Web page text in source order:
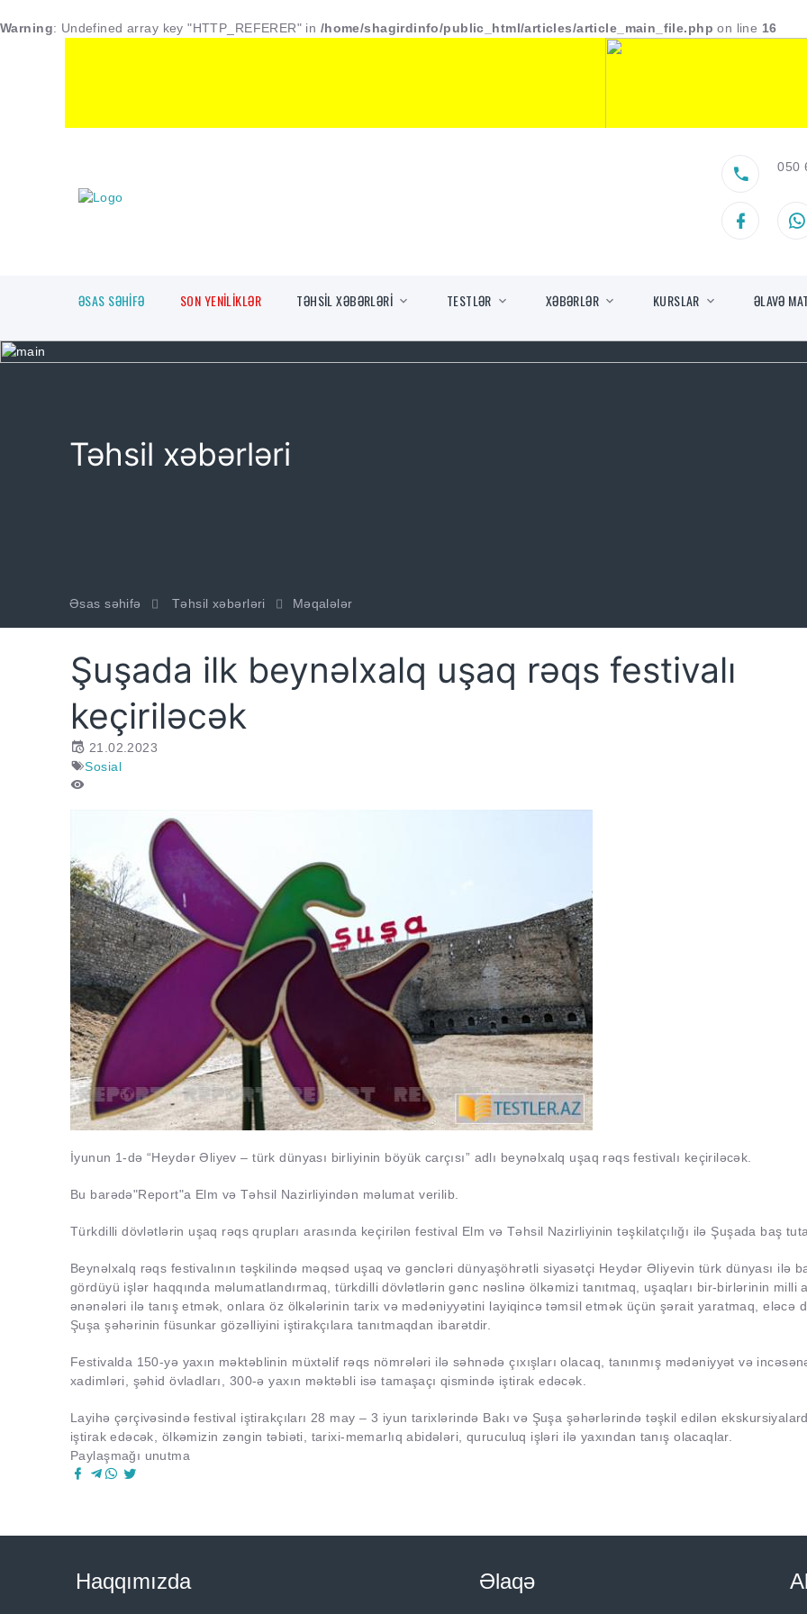
Warning: Undefined array key "HTTP_REFERER" in /home/shagirdinfo/public_html/articles/article_main_file.php on line 16
050
ƏSAS SƏHİFƏ SON YENİLİKLƏR TƏHSİL XƏBƏRLƏRİ TESTLƏR XƏBƏRLƏR KURSLAR ƏLAVƏ
Təhsil xəbərləri
Əsas səhifə Təhsil xəbərləri Məqalələr
Şuşada ilk beynəlxalq uşaq rəqs festivalı
keçiriləcək
21.02.2023
Sosial
İyunun 1-də “Heydər Əliyev – türk dünyası birliyinin böyük carçısı” adlı beynəlxalq uşaq rəqs festivalı keçiriləcək.
Bu barədə"Report"a Elm və Təhsil Nazirliyindən məlumat verilib.
Türkdilli dövlətlərin uşaq rəqs qrupları arasında keçirilən festival Elm və Təhsil Nazirliyinin təşkilatçılığı ilə Şuşada baş
Beynəlxalq rəqs festivalının təşkilində məqsəd uşaq və gəncləri dünyaşöhrətli siyasətçi Heydər Əliyevin türk dünyası ilə
gördüyü işlər haqqında məlumatlandırmaq, türkdilli dövlətlərin gənc nəslinə ölkəmizi tanıtmaq, uşaqları bir-birlərinin milli
ənənələri ilə tanış etmək, onlara öz ölkələrinin tarix və mədəniyyətini layiqincə təmsil etmək üçün şərait yaratmaq, eləcə
Şuşa şəhərinin füsunkar gözəlliyini iştirakçılara tanıtmaqdan ibarətdir.
Festivalda 150-yə yaxın məktəblinin müxtəlif rəqs nömrələri ilə səhnədə çıxışları olacaq, tanınmış mədəniyyət və
xadimləri, şəhid övladları, 300-ə yaxın məktəbli isə tamaşaçı qismində iştirak edəcək.
Layihə çərçivəsində festival iştirakçıları 28 may – 3 iyun tarixlərində Bakı və Şuşa şəhərlərində təşkil edilən
iştirak edəcək, ölkəmizin zəngin təbiəti, tarixi-memarlıq abidələri, quruculuq işləri ilə yaxından tanış olacaqlar.
Paylaşmağı unutma
Haqqımızda Əlaqə